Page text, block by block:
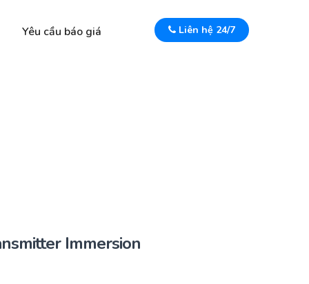
Yêu cầu báo giá Liên hệ 24/7
Immersion